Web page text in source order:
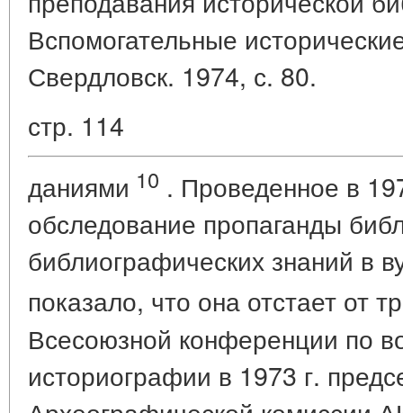
Вспомогательные
Свердловск. 1974, с. 80.
стр. 114
даниями 10 . Проведенное в
обследование пропаганды
библиографических знаний в
показало, что она отстает от
Всесоюзной конференции по
историографии в 1973 г.